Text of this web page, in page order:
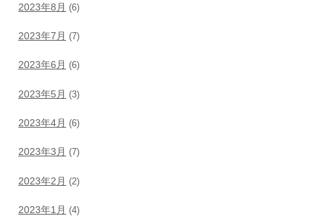
2023年8月 (6)
2023年7月 (7)
2023年6月 (6)
2023年5月 (3)
2023年4月 (6)
2023年3月 (7)
2023年2月 (2)
2023年1月 (4)